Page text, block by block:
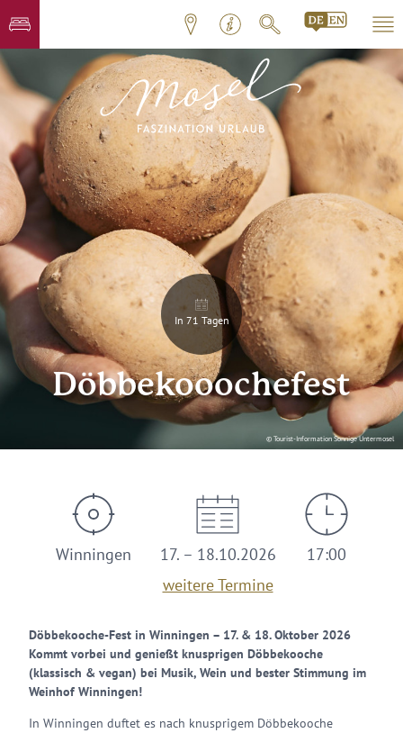
© Tourist-Information Sonnige Untermosel
In 71 Tagen
Döbbekooochefest
Winningen
17. – 18.10.2026
weitere Termine
17:00
Döbbekooche-Fest in Winningen – 17. & 18. Oktober 2026
Kommt vorbei und genießt knusprigen Döbbekooche
(klassisch & vegan) bei Musik, Wein und bester Stimmung im
Weinhof Winningen!
In Winningen duftet es nach knusprigem Döbbekooche